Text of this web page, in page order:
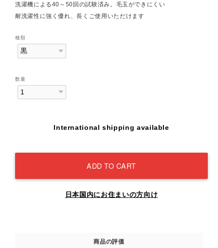
洗濯機による40～50回の試験済み。毛玉ができにくい
耐洗濯性に強く優れ、長くご使用いただけます
種類
数量
International shipping available
ADD TO CART
日本国内にお住まいの方向け
商品の評価